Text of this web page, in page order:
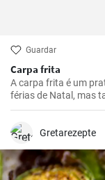
Guardar
Carpa frita
A carpa frita é um
férias de Natal, mas
queiramos
Gretarezepte